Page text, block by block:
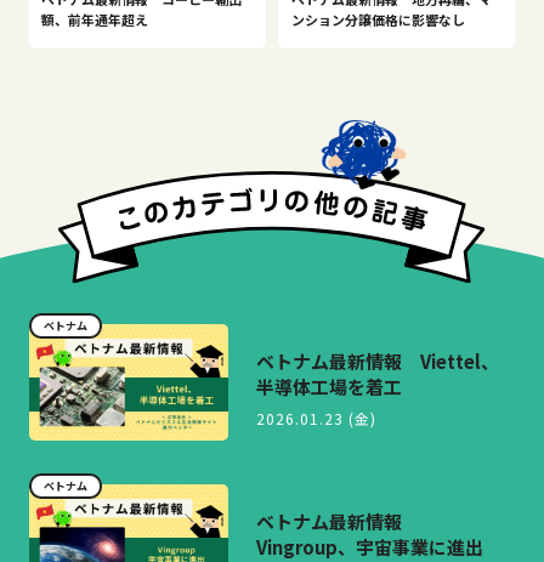
額、前年通年超え
ンション分譲価格に影響なし
ベトナム
ベトナム最新情報 Viettel、
半導体工場を着工
2026.01.23 (金)
ベトナム
ベトナム最新情報
Vingroup、宇宙事業に進出